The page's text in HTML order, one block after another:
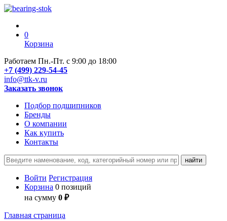
0
Корзина
Работаем Пн.-Пт. с 9:00 до 18:00
+7 (499) 229-54-45
info@ttk-v.ru
Заказать звонок
Подбор подшипников
Бренды
О компании
Как купить
Контакты
Войти Регистрация
Корзина 0 позиций
на сумму 0 ₽
Главная страница